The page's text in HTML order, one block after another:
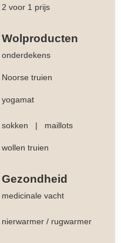
2 voor 1 prijs
Wolproducten
onderdekens
Noorse truien
yogamat
sokken | maillots
wollen truien
Gezondheid
medicinale vacht
nierwarmer / rugwarmer